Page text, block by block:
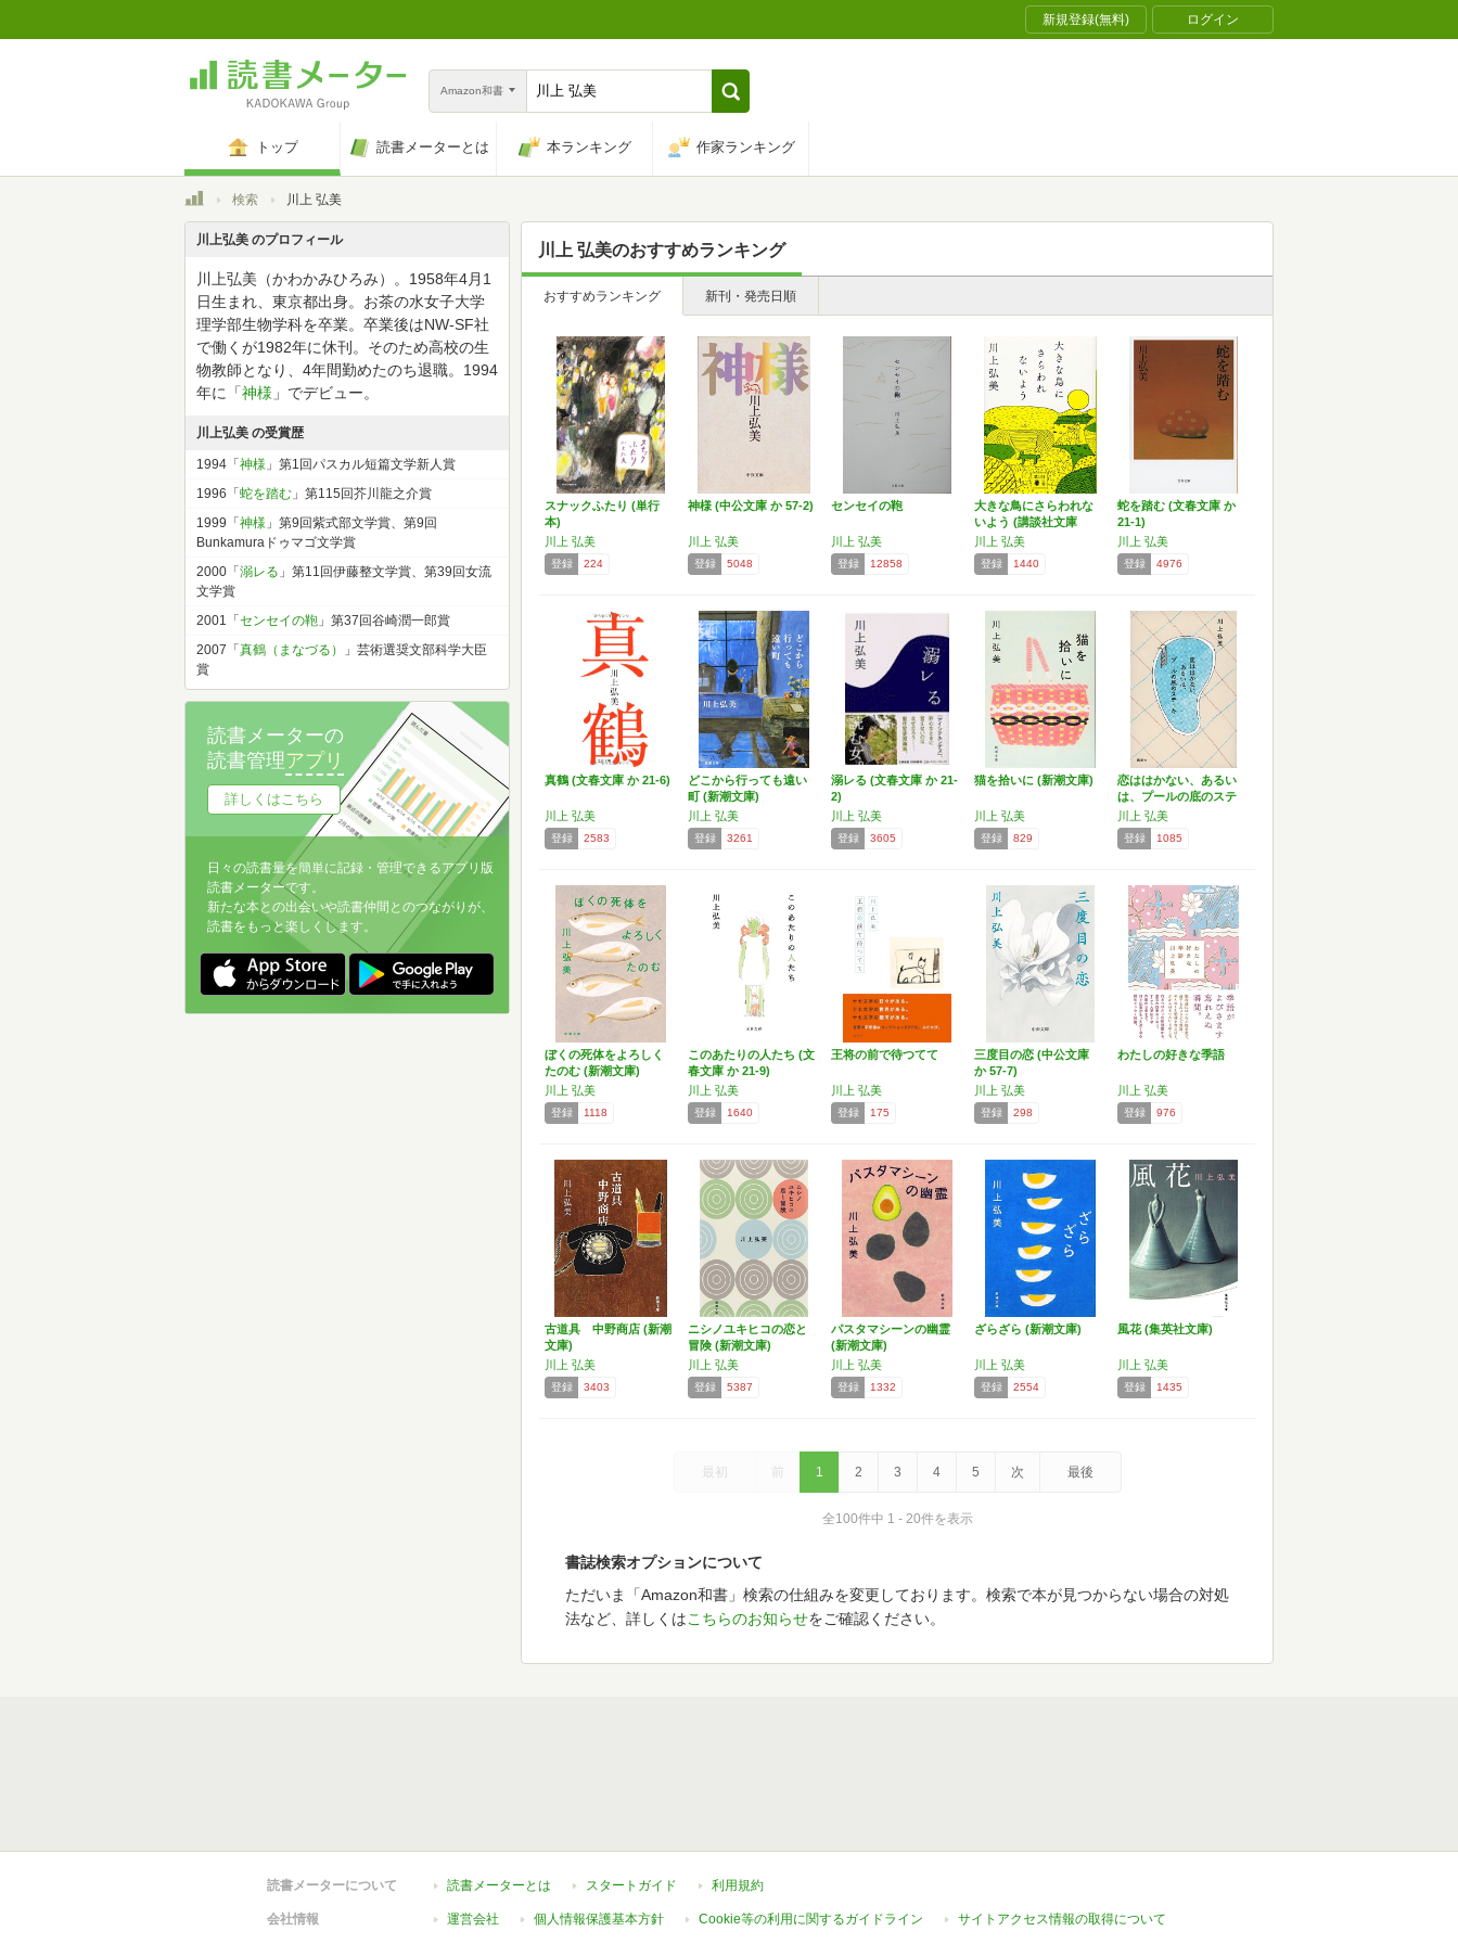
新規登録(無料) ログイン
Amazon和書
トップ 読書メーターとは 本ランキング 作家ランキング
トップ検索 川上 弘美
川上 弘美のおすすめランキング
おすすめランキング 新刊・発売日順
スナックふたり (単行
本)
川上 弘美
登録 224
神様 (中公文庫 か 57-2)
川上 弘美
登録 5048
センセイの鞄
川上 弘美
登録 12858
大きな鳥にさらわれな
いよう (講談社文庫
か…
川上 弘美
登録 1440
蛇を踏む (文春文庫 か
21-1)
川上 弘美
登録 4976
真鶴 (文春文庫 か 21-6)
川上 弘美
登録 2583
どこから行っても遠い
町 (新潮文庫)
川上 弘美
登録 3261
溺レる (文春文庫 か 21-
2)
川上 弘美
登録 3605
猫を拾いに (新潮文庫)
川上 弘美
登録 829
恋ははかない、あるい
は、プールの底のステ
ーキ
川上 弘美
登録 1085
ぼくの死体をよろしく
たのむ (新潮文庫)
川上 弘美
登録 1118
このあたりの人たち (文
春文庫 か 21-9)
川上 弘美
登録 1640
王将の前で待つてて
川上 弘美
登録 175
三度目の恋 (中公文庫
か 57-7)
川上 弘美
登録 298
わたしの好きな季語
川上 弘美
登録 976
古道具 中野商店 (新潮
文庫)
川上 弘美
登録 3403
ニシノユキヒコの恋と
冒険 (新潮文庫)
川上 弘美
登録 5387
パスタマシーンの幽霊
(新潮文庫)
川上 弘美
登録 1332
ざらざら (新潮文庫)
川上 弘美
登録 2554
風花 (集英社文庫)
川上 弘美
登録 1435
最初 前 1 2 3 4 5 次 最後
全100件中 1 - 20件を表示
書誌検索オプションについて
ただいま「Amazon和書」検索の仕組みを変更しております。検索で本が見つからない場合の対処
法など、詳しくはこちらのお知らせをご確認ください。
川上弘美 のプロフィール
川上弘美（かわかみひろみ）。1958年4月1
日生まれ、東京都出身。お茶の水女子大学
理学部生物学科を卒業。卒業後はNW-SF社
で働くが1982年に休刊。そのため高校の生
物教師となり、4年間勤めたのち退職。1994
年に「神様 」でデビュー。
川上弘美 の受賞歴
1994「 神様 」第1回パスカル短篇文学新人賞
1996「 蛇を踏む 」第115回芥川龍之介賞
1999「 神様 」第9回紫式部文学賞、第9回
Bunkamuraドゥマゴ文学賞
2000「 溺レる 」第11回伊藤整文学賞、第39回女流
文学賞
2001「 センセイの鞄 」第37回谷崎潤一郎賞
2007「 真鶴（まなづる）
」芸術選奨文部科学大臣
賞
読書メーターの
読書管理アプリ
詳しくはこちら
日々の読書量を簡単に記録・管理できるアプリ版
読書メーターです。
新たな本との出会いや読書仲間とのつながりが、
読書をもっと楽しくします。
読書メーターについて 読書メーターとは スタートガイド 利用規約
会社情報 運営会社 個人情報保護基本方針 Cookie等の利用に関するガイドライン サイトアクセス情報の取得について